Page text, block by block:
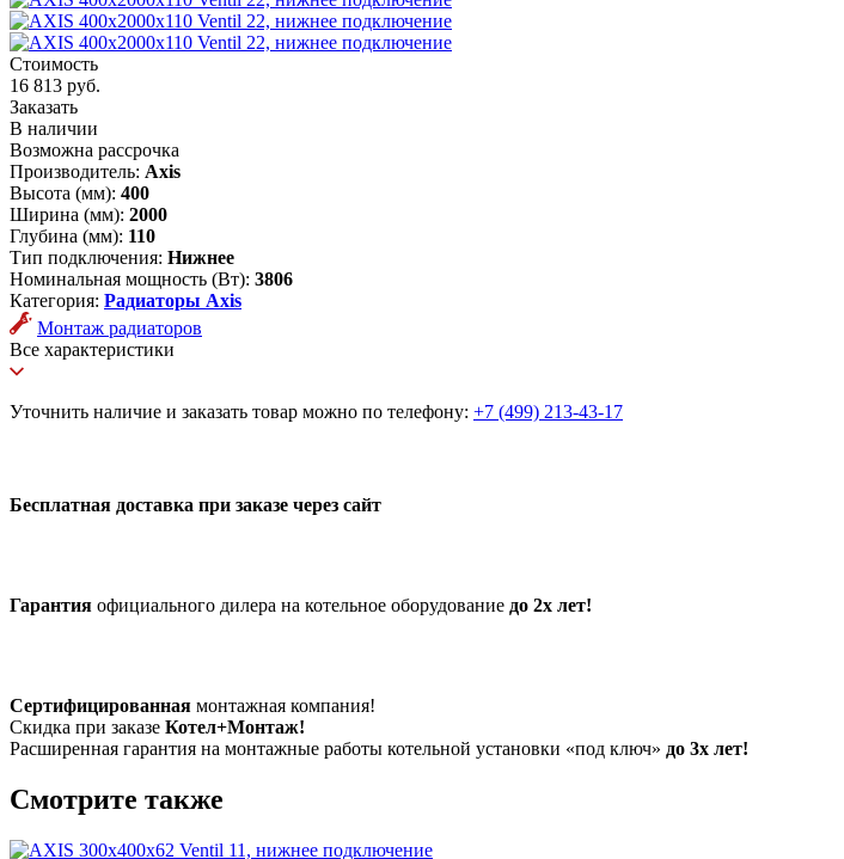
Стоимость
16 813 руб.
Заказать
В наличии
Возможна рассрочка
Производитель: Axis
Высота (мм): 400
Ширина (мм): 2000
Глубина (мм): 110
Тип подключения: Нижнее
Номинальная мощность (Вт): 3806
Категория: Радиаторы Axis
Монтаж радиаторов
Все характеристики
Уточнить наличие и заказать товар можно по телефону: +7 (499) 213-43-17
Бесплатная доставка при заказе через сайт
Гарантия официального дилера на котельное оборудование до 2х лет!
Сертифицированная монтажная компания!
Скидка при заказе Котел+Монтаж!
Расширенная гарантия на монтажные работы котельной установки «под ключ» до 3х лет!
Смотрите также